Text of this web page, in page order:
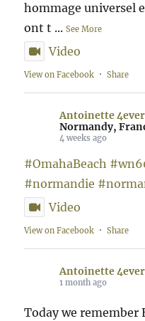
hommage universel
ont t ...See More
Video
View on Facebook · Share
Antoinette 4ever
Normandy,
4 weeks ago
#OmahaBeach
#normandie
Video
View on Facebook · Share
Antoinette 4ever
1 month ago
Today we remember